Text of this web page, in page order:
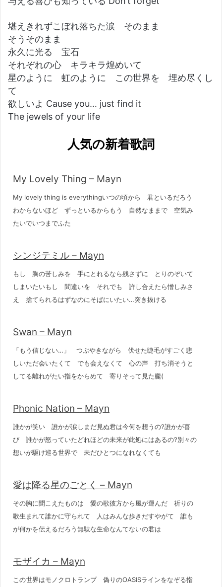
堪えきれずこぼれ落ちた涙 そのまま
そうそのまま
永久に光る 宝石
それぞれの心 キラキラ煌めいて
星のように 虹のように この世界を 埋め尽くし
て
欲しいよ Cause you… just find it
The jewels of your life
人気の新着歌詞
My Lovely Thing – Mayn
My lovely thing is everythingいつの頃から 君といるだろう
わからないほど ずっといるからもう 自然なままで 空気み
たいでいつまでふた
シンジテミル – Mayn
もし 胸の苦しみを 手にとれるなら残さずに とりのぞいて
しまいたいもし 間違いを それでも 許し合えたら憎しみさ
え 捨てられるはずなのにそばにいたい…突き抜ける
Swan – Mayn
「もう信じない…」 つぶやきながら 伏せた睫毛がすごく悲
しいただ会いたくて でも会えなくて 心の声 打ち消そうと
してる離れがたい指をからめて 寄りそって見た朧(
Phonic Nation – Mayn
誰かが笑い 誰かが涙しまだ見ぬ君は今何を想うの?誰かが喜
び 誰かが怒っていたどれほどの未来が此処にはあるの?別々の
想いが駆け巡る世界で 未だひとつになれなくても
愛は降る星のごとく – Mayn
その胸に聞こえたものは 愛の歌彼方から風が運んだ 祈りの
歌生まれて誰かに守られて 人はみんな歩きだすやがて 誰も
が何かを伝えるだろう無駄な生命なんてないの君は
モザイカ – Mayn
この世界はモノクロトランプ 偽りのOASISラインをなぞる指